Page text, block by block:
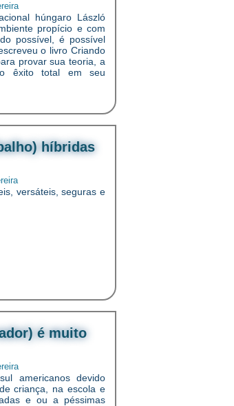
húngaro László
propício e com
possível, é possível
o livro Criando
provar sua teoria, a
êxito total em seu
híbridas
versáteis, seguras e
é muito
americanos devido
criança, na escola e
e ou a péssimas